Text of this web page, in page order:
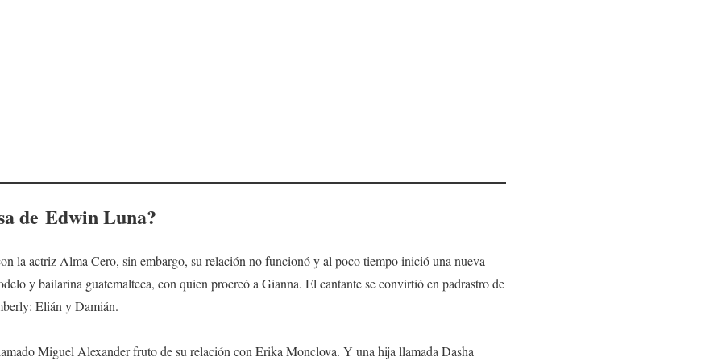
de Edwin Luna?
la actriz Alma Cero, sin embargo, su relación no funcionó y al poco tiempo inició una nueva
y bailarina guatemalteca, con quien procreó a Gianna. El cantante se convirtió en padrastro de
Elián y Damián.
Miguel Alexander fruto de su relación con Erika Monclova. Y una hija llamada Dasha